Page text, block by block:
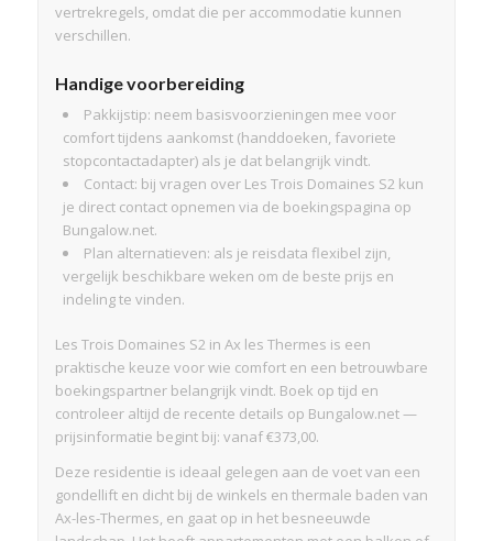
vertrekregels, omdat die per accommodatie kunnen
verschillen.
Handige voorbereiding
Pakkijstip: neem basisvoorzieningen mee voor
comfort tijdens aankomst (handdoeken, favoriete
stopcontactadapter) als je dat belangrijk vindt.
Contact: bij vragen over Les Trois Domaines S2 kun
je direct contact opnemen via de boekingspagina op
Bungalow.net.
Plan alternatieven: als je reisdata flexibel zijn,
vergelijk beschikbare weken om de beste prijs en
indeling te vinden.
Les Trois Domaines S2 in Ax les Thermes is een
praktische keuze voor wie comfort en een betrouwbare
boekingspartner belangrijk vindt. Boek op tijd en
controleer altijd de recente details op Bungalow.net —
prijsinformatie begint bij: vanaf €373,00.
Deze residentie is ideaal gelegen aan de voet van een
gondellift en dicht bij de winkels en thermale baden van
Ax-les-Thermes, en gaat op in het besneeuwde